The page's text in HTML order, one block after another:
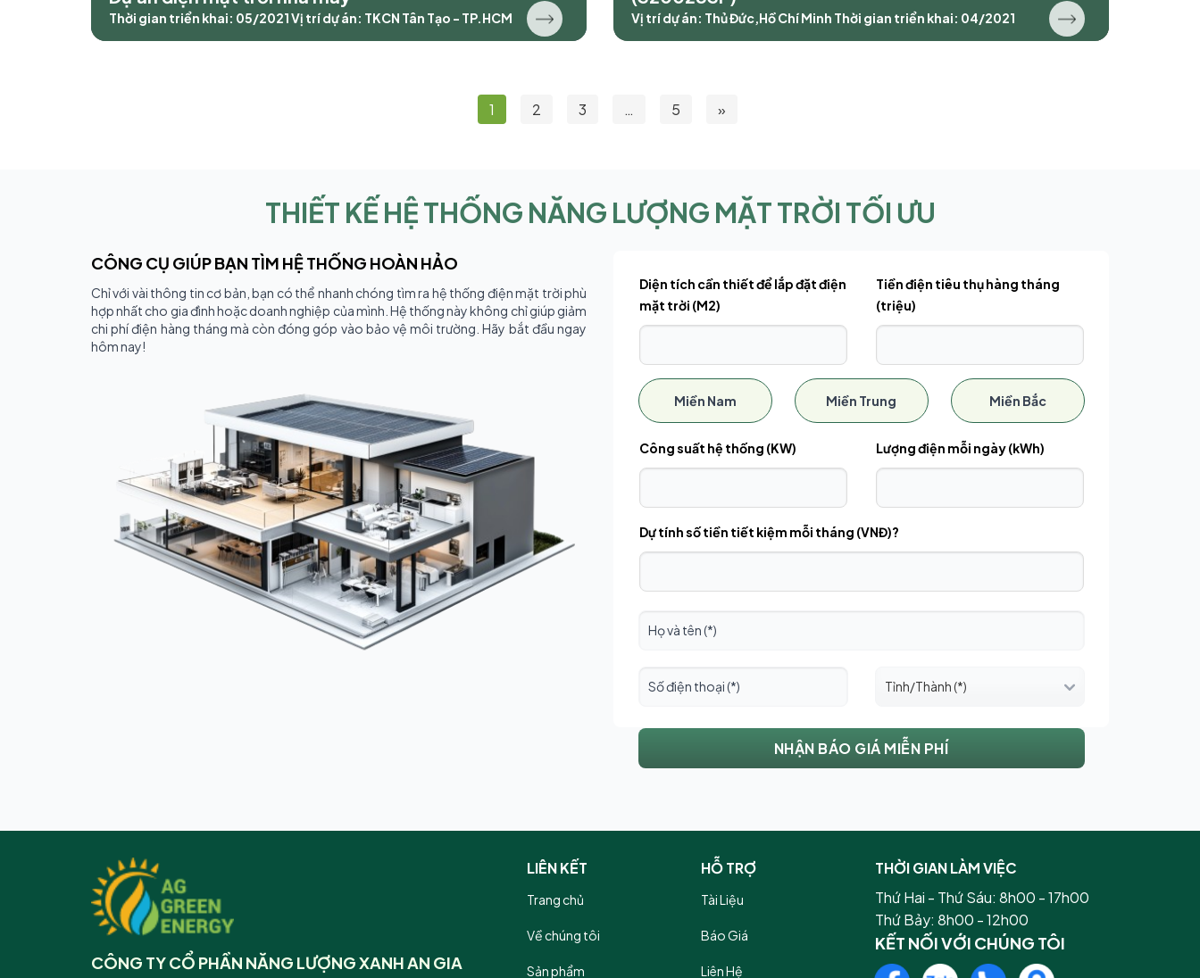
Thời gian triển khai: 05/2021Vị trí dự án: TKCN Tân Tạo - TP.HCM Vị trí dự án: Thủ Đức,Hồ Chí Minh Thời gian triển khai: 04/2021
1 2 3 … 5 »
THIẾT KẾ HỆ THỐNG NĂNG LƯỢNG MẶT TRỜI TỐI ƯU
CÔNG CỤ GIÚP BẠN TÌM HỆ THỐNG HOÀN HẢO
Chỉ với vài thông tin cơ bản, bạn có thể nhanh chóng tìm ra hệ thống điện mặt trời phù
hợp nhất cho gia đình hoặc doanh nghiệp của mình. Hệ thống này không chỉ giúp giảm
chi phí điện hàng tháng mà còn đóng góp vào bảo vệ môi trường. Hãy bắt đầu ngay
hôm nay!
Diện tích cần thiết để lắp đặt điện
mặt trời (M2)
Tiền điện tiêu thụ hàng tháng
(triệu)
Miền Nam Miền Trung Miền Bắc
Công suất hệ thống (KW) Lượng điện mỗi ngày (kWh)
Dự tính số tiền tiết kiệm mỗi tháng (VNĐ)?
CÔNG TY CỔ PHẦN NĂNG LƯỢNG XANH AN GIA
LIÊN KẾT
Trang chủ
Về chúng tôi
Sản phẩm
HỖ TRỢ
Tài Liệu
Báo Giá
Liên Hệ
THỜI GIAN LÀM VIỆC
Thứ Hai - Thứ Sáu: 8h00 - 17h00
Thứ Bảy: 8h00 - 12h00
KẾT NỐI VỚI CHÚNG TÔI